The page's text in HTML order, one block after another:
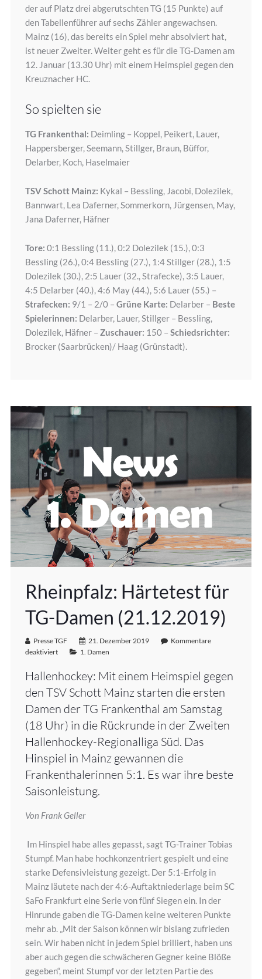
der auf Platz drei abgerutschten TG (15 Punkte) auf
den Tabellenführer auf sechs Zähler angewachsen.
Mainz (16), das bereits ein Spiel mehr absolviert hat,
ist neuer Zweiter. Weiter geht es für die TG-Damen am
12. Januar (13.30 Uhr) mit einem Heimspiel gegen den
Kreuznacher HC.
So spielten sie
TG Frankenthal: Deimling – Koppel, Peikert, Lauer,
Happersberger, Seemann, Stillger, Braun, Büffor,
Delarber, Koch, Haselmaier
TSV Schott Mainz: Kykal – Bessling, Jacobi, Dolezilek,
Bannwart, Lea Daferner, Sommerkorn, Jürgensen, May,
Jana Daferner, Häfner
Tore: 0:1 Bessling (11.), 0:2 Dolezilek (15.), 0:3
Bessling (26.), 0:4 Bessling (27.), 1:4 Stillger (28.), 1:5
Dolezilek (30.), 2:5 Lauer (32., Strafecke), 3:5 Lauer,
4:5 Delarber (40.), 4:6 May (44.), 5:6 Lauer (55.) –
Strafecken: 9/1 – 2/0 – Grüne Karte: Delarber – Beste
Spielerinnen: Delarber, Lauer, Stillger – Bessling,
Dolezilek, Häfner – Zuschauer: 150 – Schiedsrichter:
Brocker (Saarbrücken)/ Haag (Grünstadt).
Rheinpfalz: Härtetest für
TG-Damen (21.12.2019)
Presse TGF 21. Dezember 2019
Kommentare
deaktiviert
1. Damen
Hallenhockey: Mit einem Heimspiel gegen
den TSV Schott Mainz starten die ersten
Damen der TG Frankenthal am Samstag
(18 Uhr) in die Rückrunde in der Zweiten
Hallenhockey-Regionalliga Süd. Das
Hinspiel in Mainz gewannen die
Frankenthalerinnen 5:1. Es war ihre beste
Saisonleistung.
Von Frank Geller
Im Hinspiel habe alles gepasst, sagt TG-Trainer Tobias
Stumpf. Man habe hochkonzentriert gespielt und eine
starke Defensivleistung gezeigt. Der 5:1-Erfolg in
Mainz läutete nach der 4:6-Auftaktniederlage beim SC
SaFo Frankfurt eine Serie von fünf Siegen ein. In der
Hinrunde gaben die TG-Damen keine weiteren Punkte
mehr ab. „Mit der Saison können wir bislang zufrieden
sein. Wir haben nicht in jedem Spiel brilliert, haben uns
aber auch gegen die schwächeren Gegner keine Blöße
gegeben“, meint Stumpf vor der letzten Partie des